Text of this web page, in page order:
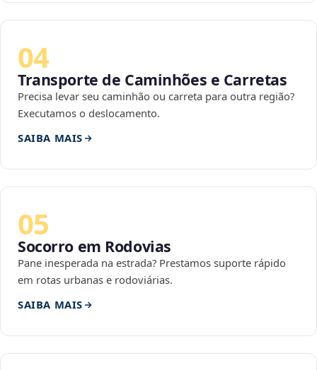
04
Transporte de Caminhões e Carretas
Precisa levar seu caminhão ou carreta para outra região?
Executamos o deslocamento.
SAIBA MAIS
05
Socorro em Rodovias
Pane inesperada na estrada? Prestamos suporte rápido
em rotas urbanas e rodoviárias.
SAIBA MAIS